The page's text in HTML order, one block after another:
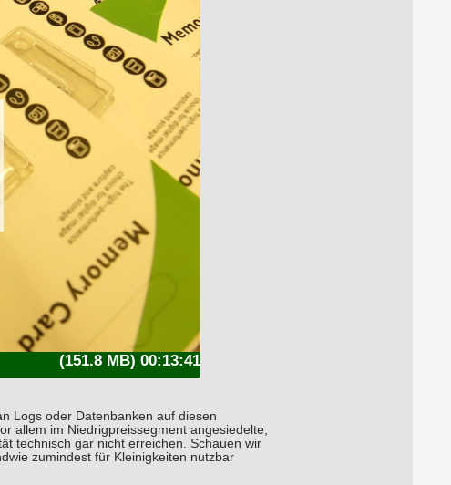
(151.8 MB) 00:13:41
Logs oder Datenbanken auf diesen
allem im Niedrigpreissegment angesiedelte,
technisch gar nicht erreichen. Schauen wir
zumindest für Kleinigkeiten nutzbar